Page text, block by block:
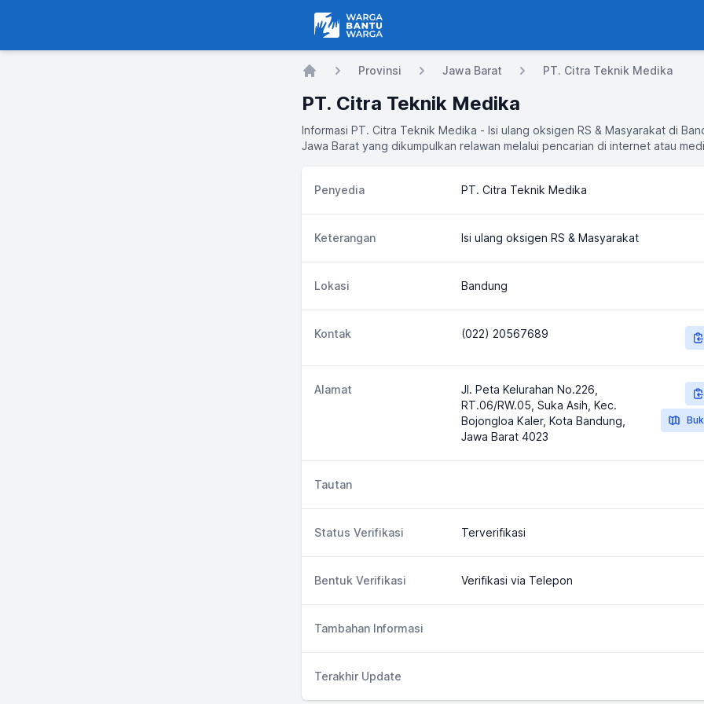
Warga Bantu Warga
Provinsi Jawa Barat PT. Citra Teknik Medika
PT. Citra Teknik Medika
Informasi PT. Citra Teknik Medika - Isi ulang oksigen RS & Masyarakat di
Jawa Barat yang dikumpulkan relawan melalui pencarian di internet atau
Penyedia PT. Citra Teknik Medika
Keterangan Isi ulang oksigen RS & Masyarakat
Lokasi Bandung
Kontak (022) 20567689
Alamat
Jl. Peta Kelurahan No.226,
RT.06/RW.05, Suka Asih, Kec.
Bojongloa Kaler, Kota Bandung,
Jawa Barat 4023
Tautan
Status Verifikasi Terverifikasi
Bentuk Verifikasi Verifikasi via Telepon
Tambahan Informasi
Terakhir Update